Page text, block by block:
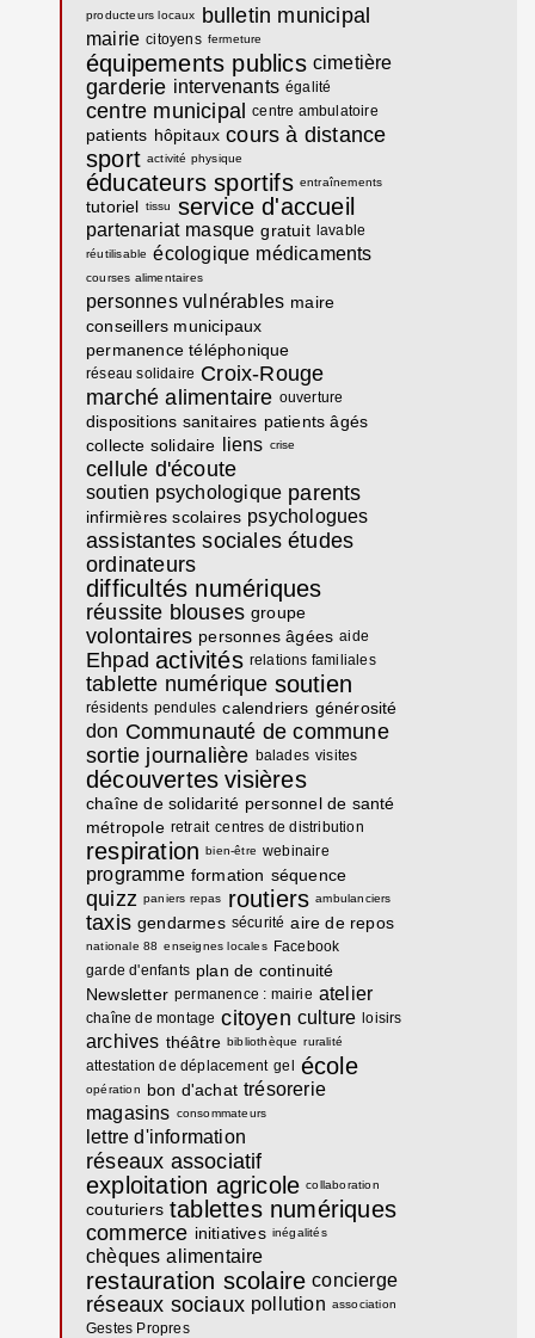
producteurs locaux bulletin municipal
mairie citoyens fermeture
équipements publics cimetière
garderie intervenants égalité
centre municipal centre ambulatoire
patients hôpitaux cours à distance
sport activité physique
éducateurs sportifs entraînements
tutoriel tissu service d'accueil
partenariat masque gratuit lavable
réutilisable écologique médicaments
courses alimentaires
personnes vulnérables maire
conseillers municipaux
permanence téléphonique
réseau solidaire Croix-Rouge
marché alimentaire ouverture
dispositions sanitaires patients âgés
collecte solidaire
liens crise
cellule d'écoute
soutien psychologique parents
infirmières scolaires psychologues
assistantes sociales études
ordinateurs
difficultés numériques
réussite blouses groupe
volontaires personnes âgées aide
Ehpad activités relations familiales
tablette numérique soutien
résidents pendules calendriers générosité
don Communauté de commune
sortie journalière balades visites
découvertes visières
chaîne de solidarité personnel de santé
métropole retrait centres de distribution
respiration bien-être webinaire
programme formation séquence
quizz paniers repas routiers ambulanciers
taxis gendarmes sécurité aire de repos
nationale 88 enseignes locales Facebook
garde d'enfants plan de continuité
Newsletter permanence : mairie atelier
chaîne de montage citoyen culture loisirs
archives théâtre bibliothèque ruralité
attestation de déplacement gel école
opération bon d'achat trésorerie
magasins consommateurs
lettre d'information
réseaux associatif
exploitation agricole collaboration
couturiers tablettes numériques
commerce initiatives inégalités
chèques alimentaire
restauration scolaire concierge
réseaux sociaux pollution association
Gestes Propres